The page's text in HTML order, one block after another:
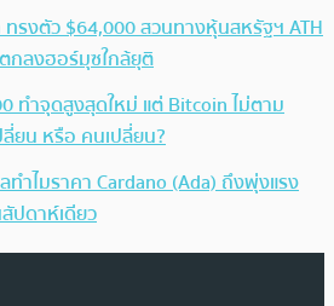
รงตัว $64,000 สวนทางหุ้นสหรัฐฯ ATH
กลงฮอร์มุซใกล้ยุติ
ทำจุดสูงสุดใหม่ แต่ Bitcoin ไม่ตาม
ยน หรือ คนเปลี่ยน?
ทำไมราคา Cardano (Ada) ถึงพุ่งแรง
ปดาห์เดียว